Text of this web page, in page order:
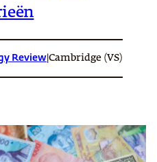
Review Cambridge (VS)